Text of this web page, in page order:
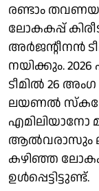
രണ്ടാം
ലോകകപ്പ്
അര്‍ജന്റീനന്‍
നയിക്കും.
ടീമില്‍ 26
ലയണല്‍
എമിലിയാനോ
ആല്‍വരാസും
കഴിഞ്ഞ
ഉള്‍പ്പെട്ടിട്ടുണ്ട്.